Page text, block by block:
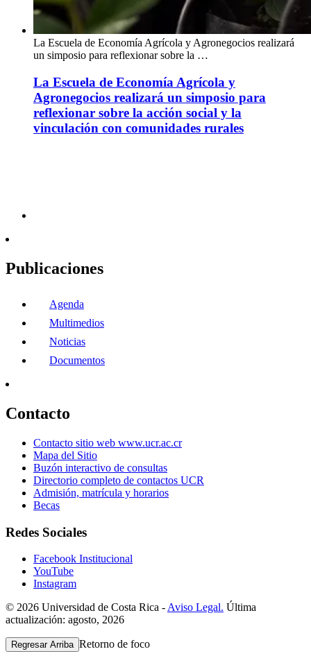
La Escuela de Economía Agrícola y Agronegocios realizará
un simposio para reflexionar sobre la …
La Escuela de Economía Agrícola y
Agronegocios realizará un simposio para
reflexionar sobre la acción social y la
vinculación con comunidades rurales
Publicaciones
Agenda
Multimedios
Noticias
Documentos
Contacto
Contacto sitio web www.ucr.ac.cr
Mapa del Sitio
Buzón interactivo de consultas
Directorio completo de contactos UCR
Admisión, matrícula y horarios
Becas
Redes Sociales
Facebook Institucional
YouTube
Instagram
© 2026 Universidad de Costa Rica -Aviso Legal. Última
actualización: agosto, 2026
Regresar Arriba Retorno de foco